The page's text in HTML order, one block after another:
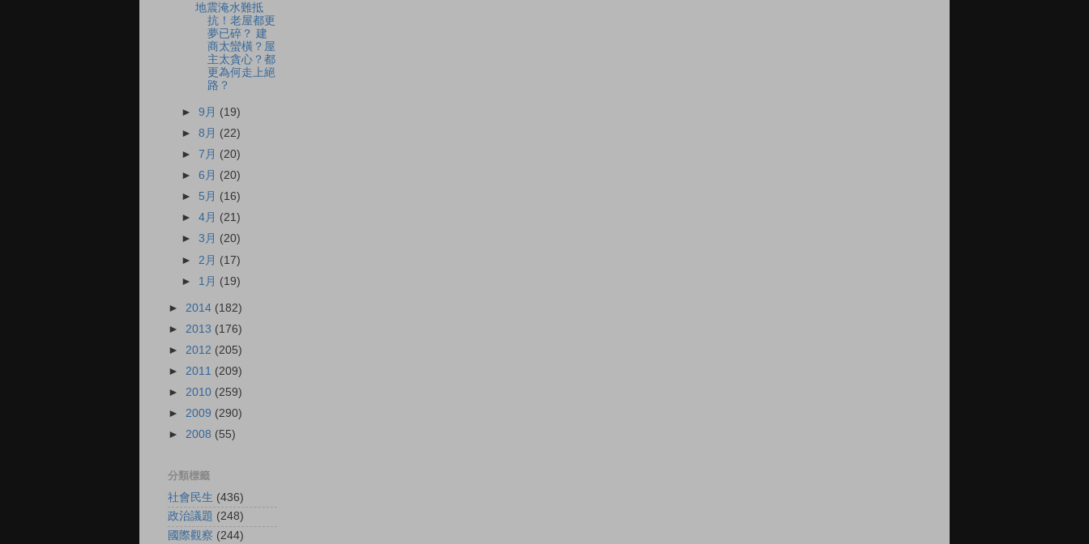
地震淹水難抵
抗！老屋都更
夢已碎？ 建
商太蠻橫？屋
主太貪心？都
更為何走上絕
路？
►9月 (19)
►8月 (22)
►7月 (20)
►6月 (20)
► 5月 (16)
►4月 (21)
►3月 (20)
► 2月 (17)
► 1月 (19)
► 2014 (182)
► 2013 (176)
► 2012 (205)
► 2011 (209)
► 2010 (259)
► 2009 (290)
► 2008 (55)
分類標籤
社會民生 (436)
政治議題 (248)
國際觀察 (244)